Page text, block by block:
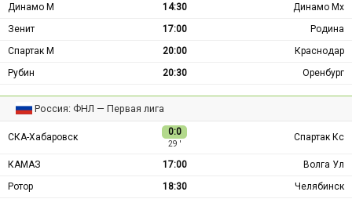
Динамо М 14:30
Динамо Мх
Зенит
17:00
Родина
Спартак М
20:00
Краснодар
Рубин
20:30 Оренбург
Россия: ФНЛ — Первая лига
СКА-Хабаровск 0:0
29 ′
Спартак Кс
КАМАЗ 17:00
Волга Ул
Ротор
18:30 Челябинск